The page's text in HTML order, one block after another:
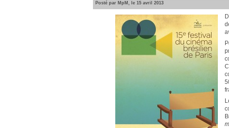
Posté par MpM, le 15 avril 2013